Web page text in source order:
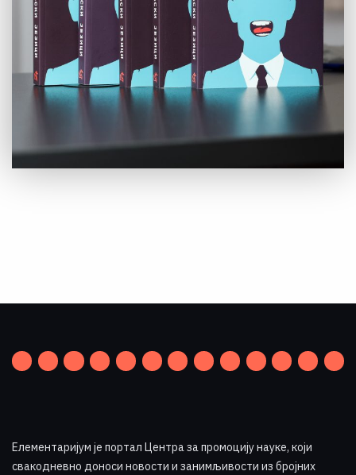
Елементаријум је портал Центра за промоцију науке, који
свакодневно доноси новости и занимљивости из бројних